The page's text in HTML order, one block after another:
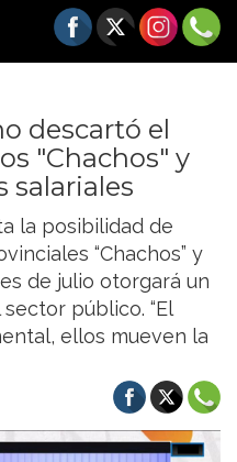
descartó el
"Chachos" y
salariales
la posibilidad de
“Chachos” y
de julio otorgará un
público. “El
ellos mueven la